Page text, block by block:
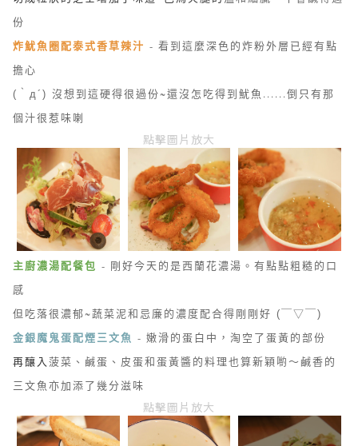
份
炸魷魚圈配泰式香草辣汁 - 看到這麼深色的炸粉外層已經有點
擔心
(｀д´) 沒想到這硬得很過份~還沒怎吃得到魷魚......倒只有那
個汁很惹味喇
點擊圖片放大
主廚濃湯配餐包 - 剛好今天的是西蘭花濃湯。有點點粗糙的口
感
但吃落很濃郁~蔬菜泥和忌廉的濃度配合得剛剛好 (￣▽￣)
金銀魔鬼蛋配煙三文魚 - 嫩滑的蛋白中，淘空了蛋黃的部份
再釀入 菠菜、鹹蛋、皮蛋和蛋黃醬的料理也算新穎喲～鹹香的
三文魚亦加添了幾分滋味
點擊圖片放大